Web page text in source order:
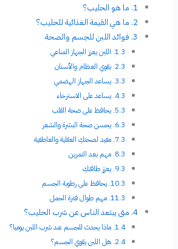
ما هو الحليب؟
ما هي القيمة الغذائية للحليب؟
فوائد اللبن للجسم والصحة
اللبن يعزز الجهاز المناعي
يقوي العظام والأسنان
يساعد الجهاز الهضمي
يساعد على الاسترخاء
يحافظ على صحة القلب
يحسن صحة البشرة والشعر
مفيد لصحتكِ العقلية والعاطفية
مهم بعد التمرين
يعزز طاقتكِ
يحافظ على رطوبة الجسم
مهم طوال فترة الحمل
متى يبتعد الناس عن شرب الحليب؟
ماذا يحدث للجسم عند شرب اللبن يوميا؟
هل اللبن يقوي الجسم؟